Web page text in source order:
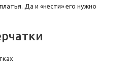
Да и «нести» его нужно